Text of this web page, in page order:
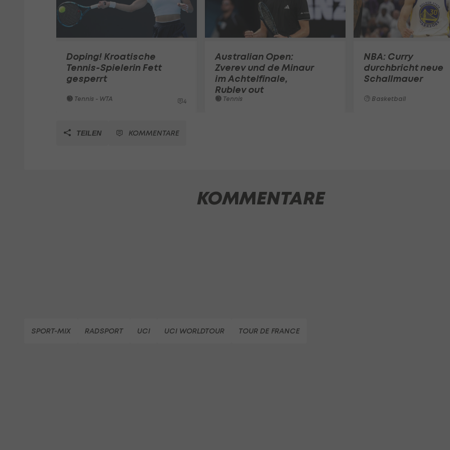
Doping! Kroatische
Tennis-Spielerin Fett
gesperrt
Tennis - WTA 4
Australian Open:
Zverev und de Minaur
im Achtelfinale,
Rublev out
Tennis
NBA: Curry
durchbricht neue
Schallmauer
Basketball
TEILEN KOMMENTARE
KOMMENTARE
SPORT-MIX RADSPORT UCI UCI WORLDTOUR TOUR DE FRANCE